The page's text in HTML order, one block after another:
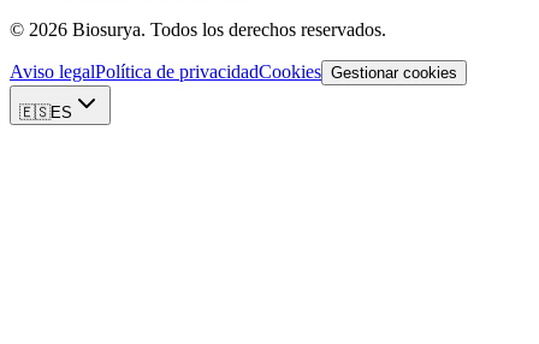
© 2026 Biosurya. Todos los derechos reservados.
Aviso legalPolítica de privacidadCookies Gestionar cookies
🇪🇸ES